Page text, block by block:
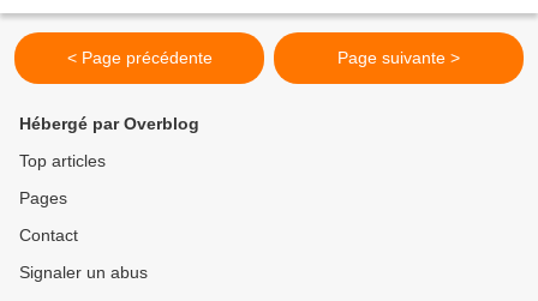
< Page précédente Page suivante >
Hébergé par Overblog
Top articles
Pages
Contact
Signaler un abus